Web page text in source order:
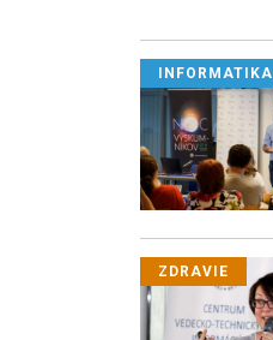
INFORMATIKA
ZDRAVIE